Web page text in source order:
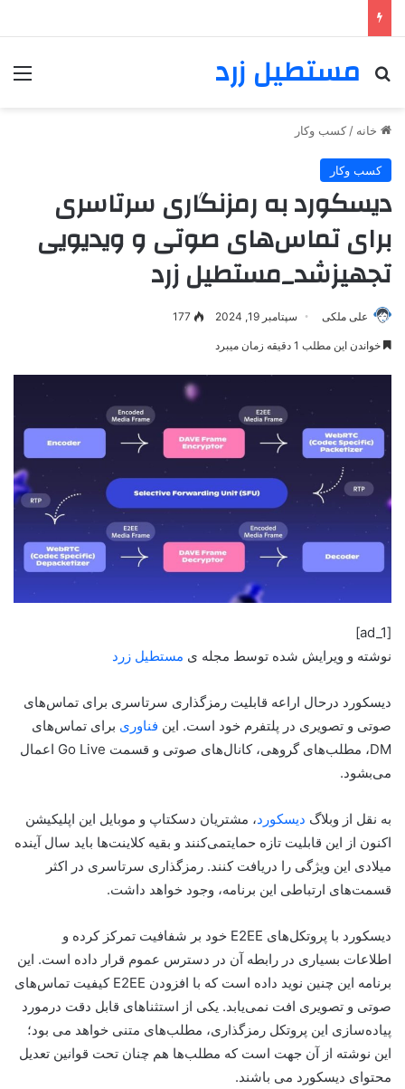
مستطیل زرد
خانه / کسب وکار
کسب وکار
دیسکورد به رمزنگاری سرتاسری
برای تماس‌های صوتی و ویدیویی
تجهیزشد_مستطیل زرد
علی ملکی سپتامبر 19, 2024 177
خواندن این مطلب 1 دقیقه زمان میبرد
[ad_1]
نوشته و ویرایش شده توسط مجله ی مستطیل زرد
دیسکورد درحال اراعه قابلیت رمزگذاری سرتاسری برای تماس‌های
صوتی و تصویری در پلتفرم خود است. این فناوری برای تماس‌های
DM، مطلب‌های گروهی، کانال‌های صوتی و قسمت Go Live اعمال
می‌بشود.
به نقل از وبلاگ دیسکورد، مشتریان دسکتاپ و موبایل این اپلیکیشن
اکنون از این قابلیت تازه حمایتمی‌کنند و بقیه کلاینت‌ها باید سال آینده
میلادی این ویژگی را دریافت کنند. رمزگذاری سرتاسری در اکثر
قسمت‌های ارتباطی این برنامه، وجود خواهد داشت.
دیسکورد با پروتکل‌های E2EE خود بر شفافیت تمرکز کرده و
اطلاعات بسیاری در رابطه آن در دسترس عموم قرار داده است. این
برنامه این چنین نوید داده است که با افزودن E2EE کیفیت تماس‌های
صوتی و تصویری افت نمی‌یابد. یکی از استثناهای قابل دقت درمورد
پیاده‌سازی این پروتکل رمزگذاری، مطلب‌های متنی خواهد می بود؛
این نوشته از آن جهت است که مطلب‌ها هم چنان تحت قوانین تعدیل
محتوای دیسکورد می باشند.